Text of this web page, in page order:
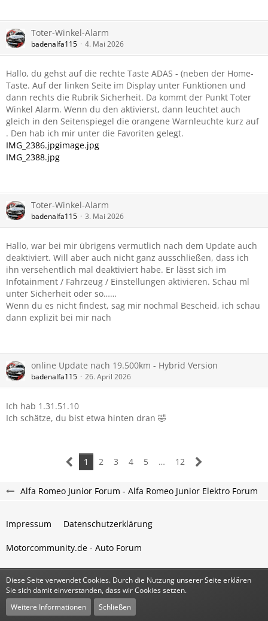
Toter-Winkel-Alarm
badenalfa115 4. Mai 2026
Hallo, du gehst auf die rechte Taste ADAS - (neben der Home-
Taste. Auf der linken Seite im Display unter Funktionen und
dann rechts die Rubrik Sicherheit. Da kommt der Punkt Toter
Winkel Alarm. Wenn du den aktivierst, dann leuchtet auch
gleich in den Seitenspiegel die orangene Warnleuchte kurz auf
. Den hab ich mir unter die Favoriten gelegt.
IMG_2386.jpgimage.jpg
IMG_2388.jpg
Toter-Winkel-Alarm
badenalfa115 3. Mai 2026
Hallo, war bei mir übrigens vermutlich nach dem Update auch
deaktiviert. Will aber auch nicht ganz ausschließen, dass ich
ihn versehentlich mal deaktiviert habe. Er lässt sich im
Infotainment / Fahrzeug / Einstellungen aktivieren. Schau ml
unter Sicherheit oder so……
Wenn du es nicht findest, sag mir nochmal Bescheid, ich schau
dann explizit bei mir nach
online Update nach 19.500km - Hybrid Version
badenalfa115 26. April 2026
Ich hab 1.31.51.10
Ich schätze, du bist etwa hinten dran 🤣
1 2 3 4 5 … 12
Alfa Romeo Junior Forum - Alfa Romeo Junior Elektro Forum
Impressum Datenschutzerklärung
Motorcommunity.de - Auto Forum
Community-Software:WoltLab Suite™
Stil:Classicvon
Diese Seite verwendet Cookies. Durch die Nutzung unserer Seite erklären
Sie sich damit einverstanden, dass wir Cookies setzen.
Weitere Informationen
Schließen